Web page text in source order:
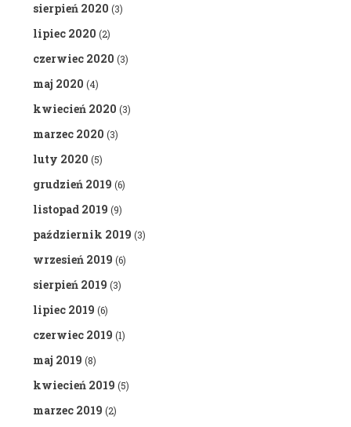
sierpień 2020 (3)
lipiec 2020 (2)
czerwiec 2020 (3)
maj 2020 (4)
kwiecień 2020 (3)
marzec 2020 (3)
luty 2020 (5)
grudzień 2019 (6)
listopad 2019 (9)
październik 2019 (3)
wrzesień 2019 (6)
sierpień 2019 (3)
lipiec 2019 (6)
czerwiec 2019 (1)
maj 2019 (8)
kwiecień 2019 (5)
marzec 2019 (2)